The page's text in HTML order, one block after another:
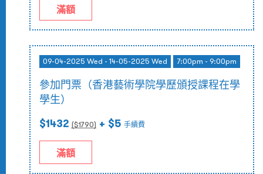
滿額
09-04-2025 Wed - 14-05-2025 Wed 7:00pm - 9:00pm
參加門票（香港藝術學院學歷頒授課程在學
學生）
$1432 ($1790) + $5 手續費
滿額